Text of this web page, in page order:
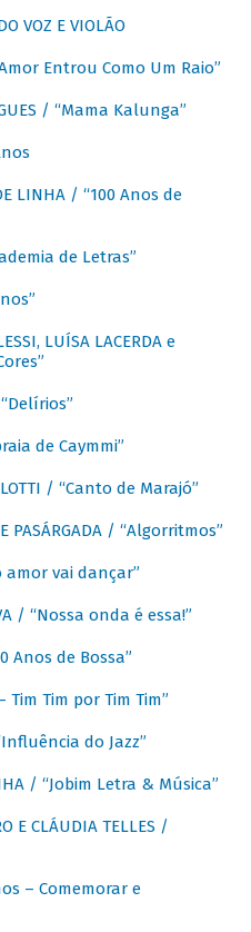
VOZ E VIOLÃO
Entrou Como Um Raio”
/ “Mama Kalunga”
LINHA / “100 Anos de
de Letras”
LUÍSA LACERDA e
de Caymmi”
/ “Canto de Marajó”
PASÁRGADA / “Algorritmos”
amor vai dançar”
/ “Nossa onda é essa!”
Anos de Bossa”
Tim Tim por Tim Tim”
do Jazz”
/ “Jobim Letra & Música”
E CLÁUDIA TELLES /
– Comemorar e